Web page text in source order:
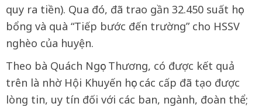
quy ra tiền). Qua đó, đã trao gần 32.450 suất học
bổng và quà “Tiếp bước đến trường” cho HSSV
nghèo của huyện.
Theo bà Quách Ngọc Thương, có được kết quả
trên là nhờ Hội Khuyến học các cấp đã tạo được
lòng tin, uy tín đối với các ban, ngành, đoàn thể;